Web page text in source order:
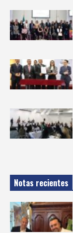
Notas recientes